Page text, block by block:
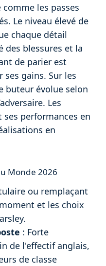
les passes
Le niveau élevé de
chaque détail
des blessures et la
de parier est
gains. Sur les
buteur évolue selon
Les
performances en
en
Monde 2026
ou remplaçant
et les choix
: Forte
de l'effectif anglais,
de classe